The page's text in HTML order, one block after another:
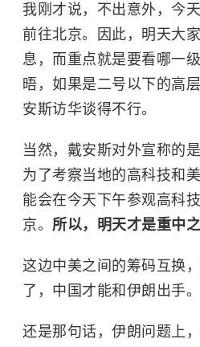
我刚才说，不出意外，今
前往北京。因此，明天大
息，而重点就是要看哪一
晤，如果是二号以下的高
安斯访华谈得不行。
当然，戴安斯对外宣称的
为了考察当地的高科技和
能会在今天下午参观高科
京。 所以，明天才是重中之
这边中美之间的筹码互换
了，中国才能和伊朗出手。
还是那句话，伊朗问题上